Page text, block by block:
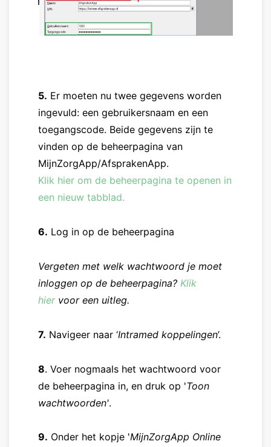
5. Er moeten nu twee gegevens worden
ingevuld: een gebruikersnaam en een
toegangscode. Beide gegevens zijn te
vinden op de beheerpagina van
MijnZorgApp/AfsprakenApp.
Klik hier om de beheerpagina te openen in
een nieuw tabblad.
6. Log in op de beheerpagina
Vergeten met welk wachtwoord je moet
inloggen op de beheerpagina? Klik
hiervoor een uitleg.
7. Navigeer naar ‘Intramed koppelingen’.
8. Voer nogmaals het wachtwoord voor
de beheerpagina in, en druk op 'Toon
wachtwoorden'.
9. Onder het kopje 'MijnZorgApp Online